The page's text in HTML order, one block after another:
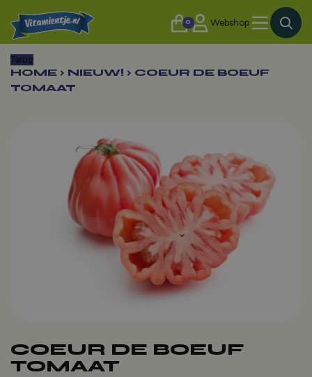
0 Webshop
Terug
HOME › NIEUW! › COEUR DE BOEUF
TOMAAT
COEUR DE BOEUF
TOMAAT